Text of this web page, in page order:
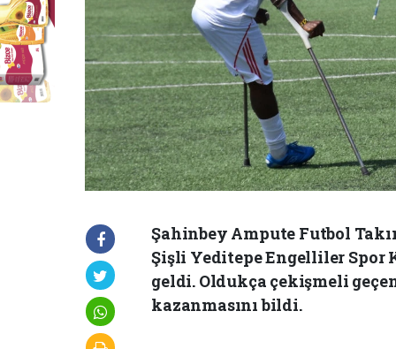
Şahinbey Ampute Futbol
Şişli Yeditepe Engelliler Spor
geldi. Oldukça çekişmeli
kazanmasını bildi.